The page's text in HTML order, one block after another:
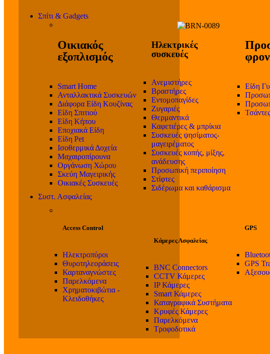
Σπίτι & Gadgets
Οικιακός
εξοπλισμός
Smart Home
Ανταλλακτικά Συσκευών
Διάφορα Είδη Κουζίνας
Είδη Σπιτιού
Είδη Κήπου
Εποχιακά Είδη
Είδη Pet
Ισοθερμικά Δοχεία
Μαχαιροπίρουνα
Οργάνωση Χώρου
Σκεύη Μαγειρικής
Οικιακές Συσκευές
Ηλεκτρικές
συσκευές
Ανεμιστήρες
Βραστήρες
Εντομοπαγίδες
Ζυγαριές
Θερμαντικά
Καφετιέρες & μπρίκια
Συσκευές ψησίματος-
μαγειρέματος
Συσκευές κοπής, μίξης,
ανάδευσης
Προσωπική περιποίηση
Στίφτες
Σιδέρωμα και καθάρισμα
Είδη
Συστ. Ασφαλείας
Access Control
Ηλεκτροπύροι
Θυροτηλεοράσεις
Καρταναγνώστες
Παρελκόμενα
Χρηματοκιβώτια -
Κλειδοθήκες
Κάμερες Ασφαλείας
BNC Connectors
CCTV Κάμερες
IP Κάμερες
Smart Κάμερες
Καταγραφικά Συστήματα
Κρυφές Κάμερες
Παρελκόμενα
Τροφοδοτικά
GPS
GPS